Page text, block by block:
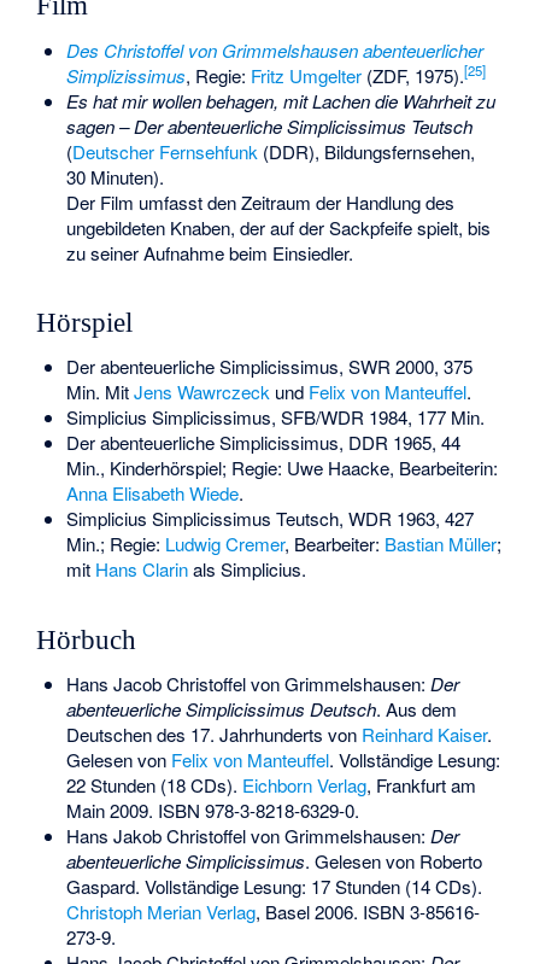
Des Christoffel von Grimmelshausen abenteuerlicher
Simplizissimus, Regie: Fritz Umgelter(ZDF, 1975).[25]
Es hat mir wollen behagen, mit Lachen die Wahrheit zu
sagen – Der abenteuerliche Simplicissimus Teutsch
(Deutscher Fernsehfunk (DDR), Bildungsfernsehen,
30 Minuten).
Der Film umfasst den Zeitraum der Handlung des
ungebildeten Knaben, der auf der Sackpfeife spielt, bis
zu seiner Aufnahme beim Einsiedler.
Hörspiel
Der abenteuerliche Simplicissimus, SWR 2000, 375
Min. MitJens Wawrczeckund Felix von Manteuffel.
Simplicius Simplicissimus, SFB/WDR 1984, 177 Min.
Der abenteuerliche Simplicissimus, DDR 1965, 44
Min., Kinderhörspiel; Regie: Uwe Haacke, Bearbeiterin:
Anna Elisabeth Wiede.
Simplicius Simplicissimus Teutsch, WDR 1963, 427
Min.; Regie: Ludwig Cremer, Bearbeiter: Bastian Müller;
mit Hans Clarinals Simplicius.
Hörbuch
Hans Jacob Christoffel von Grimmelshausen: Der
abenteuerliche Simplicissimus Deutsch. Aus dem
Deutschen des 17. Jahrhunderts von Reinhard Kaiser.
Gelesen von Felix von Manteuffel. Vollständige Lesung:
22 Stunden (18 CDs). Eichborn Verlag, Frankfurt am
Main 2009. ISBN 978-3-8218-6329-0.
Hans Jakob Christoffel von Grimmelshausen: Der
abenteuerliche Simplicissimus. Gelesen von Roberto
Gaspard. Vollständige Lesung: 17 Stunden (14 CDs).
Christoph Merian Verlag, Basel 2006. ISBN 3-85616-
273-9.